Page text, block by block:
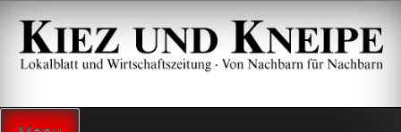
Zum
Inhalt
springen